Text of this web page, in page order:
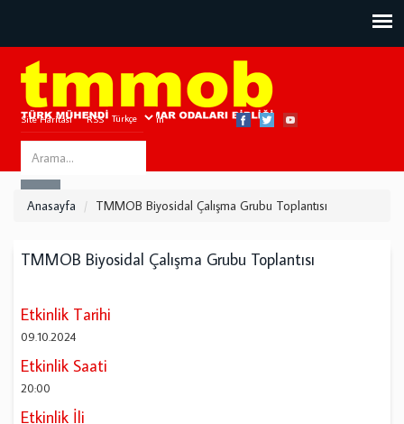
Site Haritası RSS Bize Ulaşın
Search
this
Anasayfa TMMOB Biyosidal Çalışma Grubu Toplantısı
TMMOB Biyosidal Çalışma Grubu Toplantısı
Etkinlik Tarihi
09.10.2024
Etkinlik Saati
20:00
Etkinlik İli